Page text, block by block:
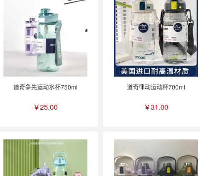
道奇争先运动水杯750ml
￥25.00
道奇律动运动杯700ml
￥31.00